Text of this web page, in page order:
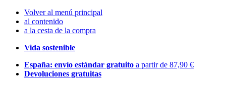
Volver al menú principal
al contenido
a la cesta de la compra
Vida sostenible
España: envío estándar gratuito a partir de 87,90 €
Devoluciones gratuitas